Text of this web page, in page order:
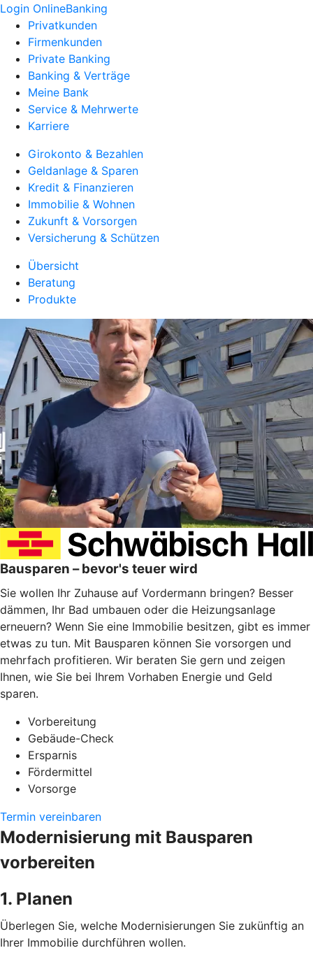
Login OnlineBanking
Privatkunden
Firmenkunden
Private Banking
Banking & Verträge
Meine Bank
Service & Mehrwerte
Karriere
Girokonto & Bezahlen
Geldanlage & Sparen
Kredit & Finanzieren
Immobilie & Wohnen
Zukunft & Vorsorgen
Versicherung & Schützen
Übersicht
Beratung
Produkte
Bausparen – bevor's teuer wird
Sie wollen Ihr Zuhause auf Vordermann bringen? Besser
dämmen, Ihr Bad umbauen oder die Heizungsanlage
erneuern? Wenn Sie eine Immobilie besitzen, gibt es immer
etwas zu tun. Mit Bausparen können Sie vorsorgen und
mehrfach profitieren. Wir beraten Sie gern und zeigen
Ihnen, wie Sie bei Ihrem Vorhaben Energie und Geld
sparen.
Vorbereitung
Gebäude-Check
Ersparnis
Fördermittel
Vorsorge
Termin vereinbaren
Modernisierung mit Bausparen
vorbereiten
1. Planen
Überlegen Sie, welche Modernisierungen Sie zukünftig an
Ihrer Immobilie durchführen wollen.